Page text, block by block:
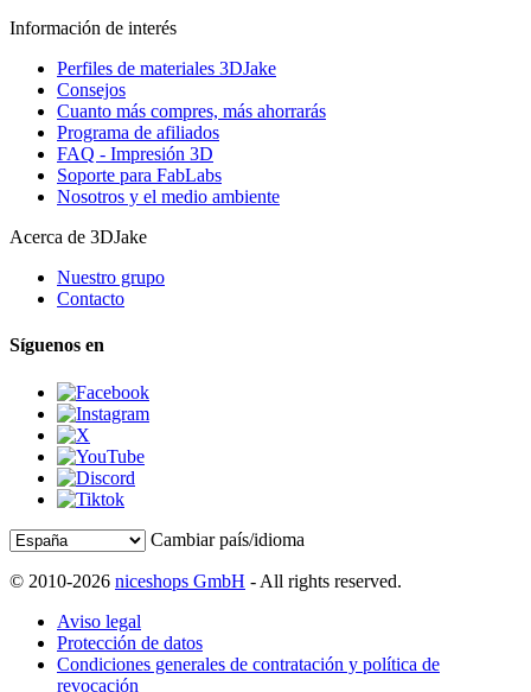
Información de interés
Perfiles de materiales 3DJake
Consejos
Cuanto más compres, más ahorrarás
Programa de afiliados
FAQ - Impresión 3D
Soporte para FabLabs
Nosotros y el medio ambiente
Acerca de 3DJake
Nuestro grupo
Contacto
Síguenos en
Cambiar país/idioma
© 2010-2026 niceshops GmbH - All rights reserved.
Aviso legal
Protección de datos
Condiciones generales de contratación y política de
revocación